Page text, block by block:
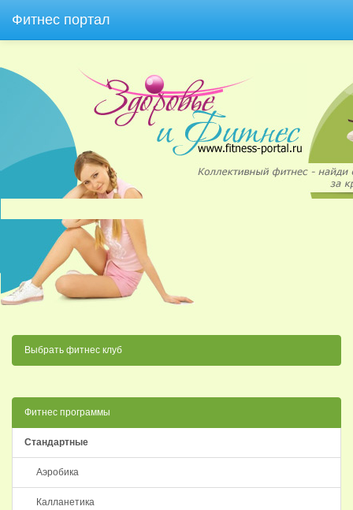
Фитнес портал
Выбрать фитнес клуб
Фитнес программы
Стандартные
Аэробика
Калланетика